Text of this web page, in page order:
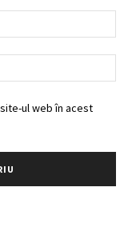
ul web în acest